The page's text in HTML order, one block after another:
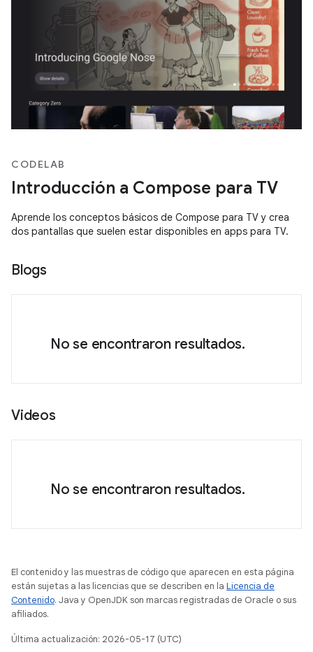
CODELAB
Introducción a Compose para TV
Aprende los conceptos básicos de Compose para TV y crea
dos pantallas que suelen estar disponibles en apps para TV.
Blogs
No se encontraron resultados.
Videos
No se encontraron resultados.
El contenido y las muestras de código que aparecen en esta página
están sujetas a las licencias que se describen en la Licencia de
Contenido. Java y OpenJDK son marcas registradas de Oracle o sus
afiliados.
Última actualización: 2026-05-17 (UTC)